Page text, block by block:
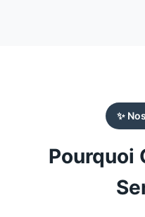
✨
Pourquoi